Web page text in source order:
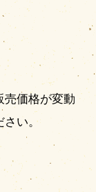
価格が変動
さい。